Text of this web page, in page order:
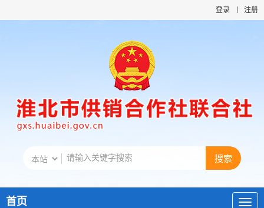
登录 注册
首页